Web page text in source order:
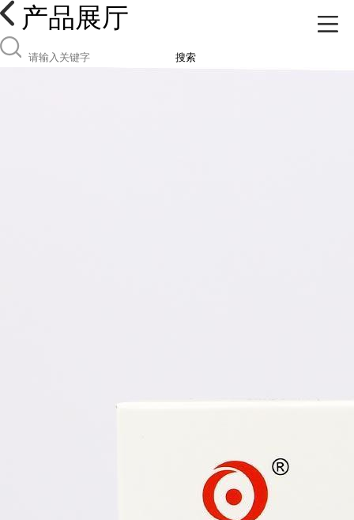
产品展厅
搜索